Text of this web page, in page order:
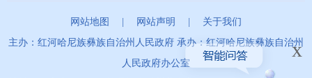
网站地图 网站声明
关于我们
主办：红河哈尼族彝族自治州人民政府 承办：红河哈尼族彝族自治州
人民政府办公室
x